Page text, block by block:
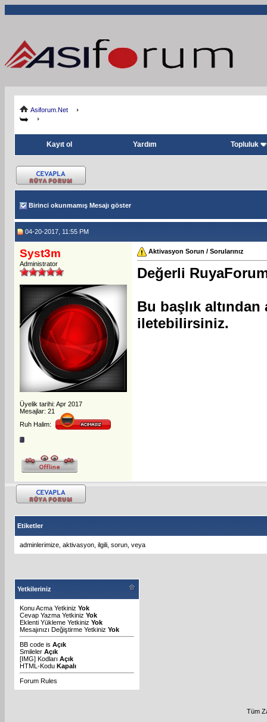
Asiforum.Net
Kayıt ol Yardım Topluluk
Birinci okunmamış Mesajı göster
04-20-2017, 11:55 PM
Syst3m
Administrator
Üyelik tarihi: Apr 2017
Mesajlar: 21
Ruh Halim:
Aktivasyon Sorun / Sorularınız
Değerli
Bu başlık
iletebilirsiniz.
Etiketler
adminlerimize aktivasyon ilgili sorun veya
Yetkileriniz
Konu Acma Yetkiniz Yok
Cevap Yazma Yetkiniz Yok
Eklenti Yükleme Yetkiniz Yok
Mesajınızı Değiştirme Yetkiniz Yok
BB code is Açık
Smileler Açık
[IMG] Kodları Açık
HTML-Kodu Kapalı
Forum Rules
Tüm